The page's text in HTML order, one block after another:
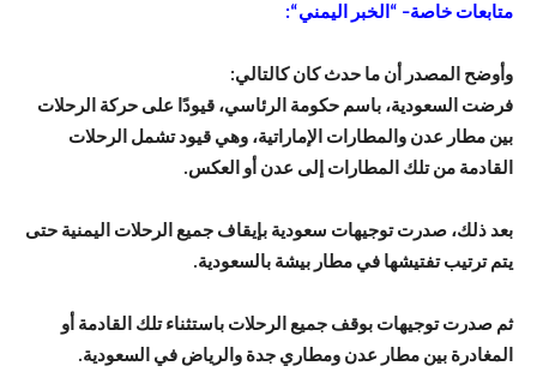
متابعات خاصة– “الخبر اليمني“:
وأوضح المصدر أن ما حدث كان كالتالي:
فرضت السعودية، باسم حكومة الرئاسي، قيودًا على حركة الرحلات
بين مطار عدن والمطارات الإماراتية، وهي قيود تشمل الرحلات
القادمة من تلك المطارات إلى عدن أو العكس.
بعد ذلك، صدرت توجيهات سعودية بإيقاف جميع الرحلات اليمنية حتى
يتم ترتيب تفتيشها في مطار بيشة بالسعودية.
ثم صدرت توجيهات بوقف جميع الرحلات باستثناء تلك القادمة أو
المغادرة بين مطار عدن ومطاري جدة والرياض في السعودية.